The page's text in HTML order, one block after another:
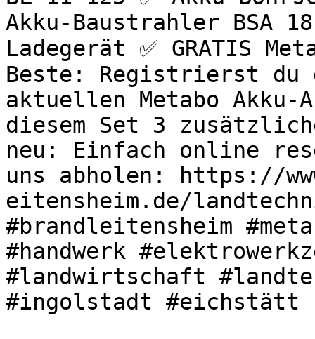
Akku-Baustrahler BSA
Ladegerät ✅ GRATIS
Beste: Registrierst du
aktuellen Metabo
diesem Set 3
neu: Einfach online
uns abholen: https://
eitensheim.de/
#brandleitensheim
#handwerk
#landwirtschaft
#ingolstadt #eichstätt